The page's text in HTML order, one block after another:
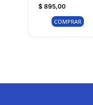
$895,00
COMPRAR